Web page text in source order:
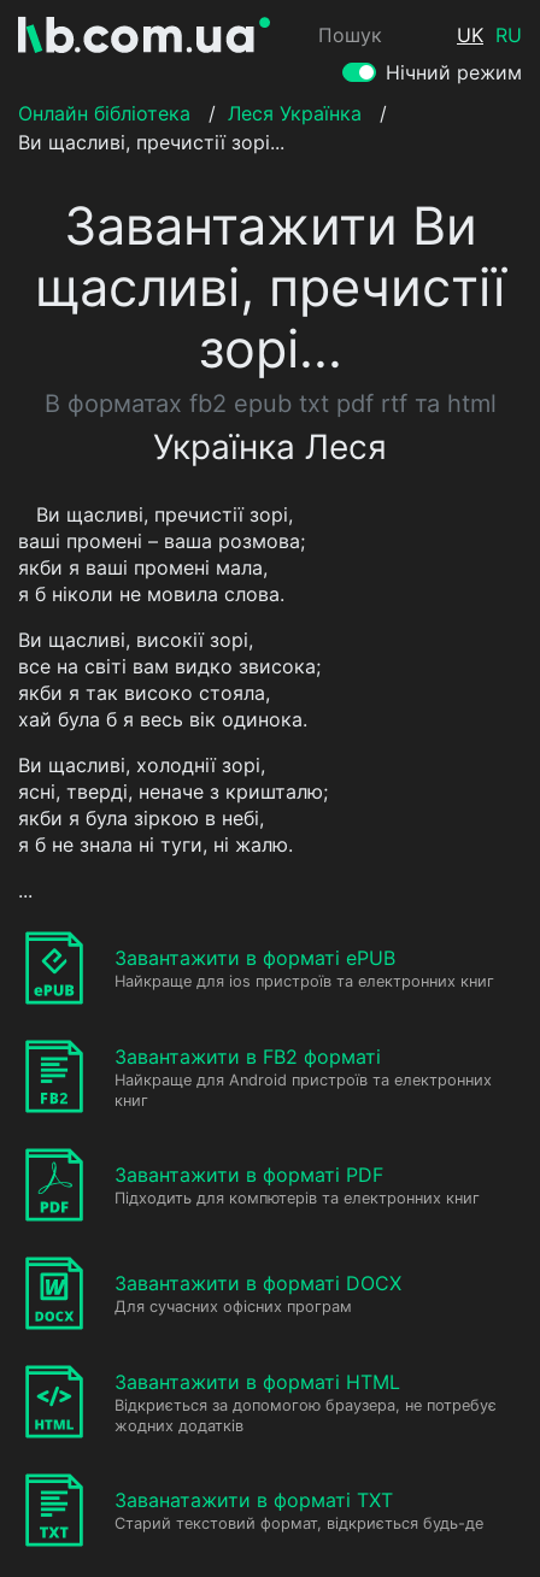
Пошук UK RU
Нічний режим
Онлайн бібліотека
/ Леся Українка
/
Ви щасливі, пречистії зорі...
Завантажити Ви
щасливі, пречистії
зорі...
В форматах fb2 epub txt pdf rtf та html
Українка Леся
Ви щасливі, пречистії зорі,
ваші промені – ваша розмова;
якби я ваші промені мала,
я б ніколи не мовила слова.
Ви щасливі, високії зорі,
все на світі вам видко звисока;
якби я так високо стояла,
хай була б я весь вік одинока.
Ви щасливі, холоднії зорі,
ясні, тверді, неначе з кришталю;
якби я була зіркою в небі,
я б не знала ні туги, ні жалю.
...
Завантажити в форматі ePUB
Найкраще для ios пристроїв та електронних книг
Завантажити в FB2 форматі
Найкраще для Android пристроїв та електронних
книг
Завантажити в форматі PDF
Підходить для компютерів та електронних книг
Завантажити в форматі DOCX
Для сучасних офісних програм
Завантажити в форматі HTML
Відкриється за допомогою браузера, не потребує
жодних додатків
Заванатажити в форматі TXT
Старий текстовий формат, відкриється будь-де